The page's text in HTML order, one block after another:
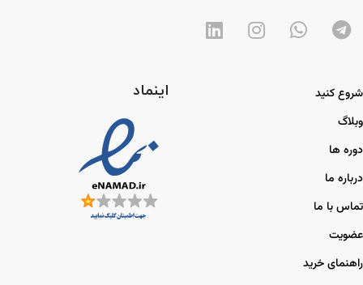
شروع کنید
وبلاگ
دوره ها
درباره ما
تماس با ما
عضویت
راهنمای خرید
اینماد